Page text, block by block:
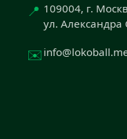
📍 109004, г.
ул.
✉️